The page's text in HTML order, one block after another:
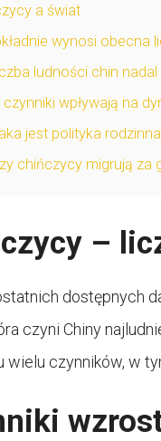
a świat
wynosi obecna
ludności chin nadal
czynniki wpływają na
jest polityka
chińczycy migrują za
–
dostępnych
czyni Chiny
wielu czynników, w